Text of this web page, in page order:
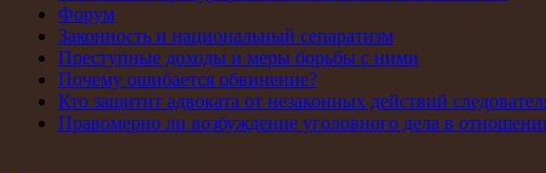
Форум
Законность и национальный сепаратизм
Преступные доходы и меры борьбы с ними
Почему ошибается обвинение?
Кто защитит адвоката от незаконных действий
Правомерно ли возбуждение уголовного дела в